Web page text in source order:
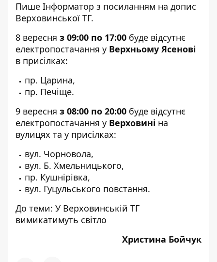
Пише Інформатор з посиланням на допис
Верховинської ТГ.
8 вересня з 09:00 по 17:00 буде відсутнє
електропостачання у Верхньому Ясенові
в присілках:
пр. Царина,
пр. Печіще.
9 вересня з 08:00 по 20:00 буде відсутнє
електропостачання у Верховині на
вулицях та у присілках:
вул. Чорновола,
вул. Б. Хмельницького,
пр. Кушнірівка,
вул. Гуцульського повстання.
До теми: У Верховинській ТГ
вимикатимуть світло
Христина Бойчук